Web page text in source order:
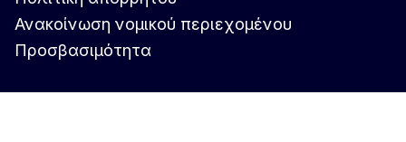
Ανακοίνωση νομικού περιεχομένου
Προσβασιμότητα